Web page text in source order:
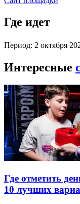
Где идет
Период: 2 октября
Интересные
Где отметить
10 лучших